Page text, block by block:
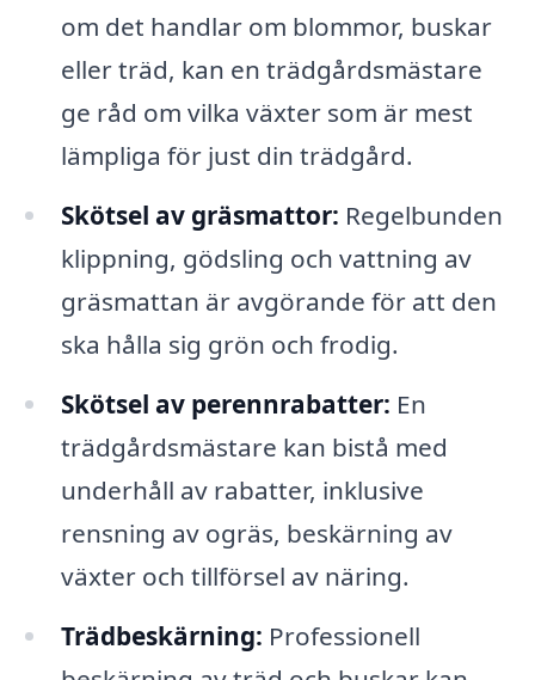
om det handlar om blommor, buskar
eller träd, kan en trädgårdsmästare
ge råd om vilka växter som är mest
lämpliga för just din trädgård.
Skötsel av gräsmattor: Regelbunden
klippning, gödsling och vattning av
gräsmattan är avgörande för att den
ska hålla sig grön och frodig.
Skötsel av perennrabatter: En
trädgårdsmästare kan bistå med
underhåll av rabatter, inklusive
rensning av ogräs, beskärning av
växter och tillförsel av näring.
Trädbeskärning: Professionell